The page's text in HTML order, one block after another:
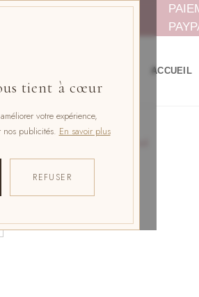
tient à cœur
votre expérience,
nos publicités. En savoir plus
REFUSER
ACCUEIL